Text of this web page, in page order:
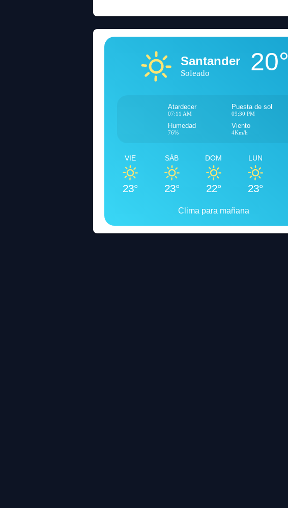
Santander
Soleado 20°
Atardecer
07:11 AM
Puesta de sol
09:30 PM
Humedad
76%
Viento
4Km/h
VIE
23°
SÁB
23°
DOM
22°
LUN
23°
Clima para mañana